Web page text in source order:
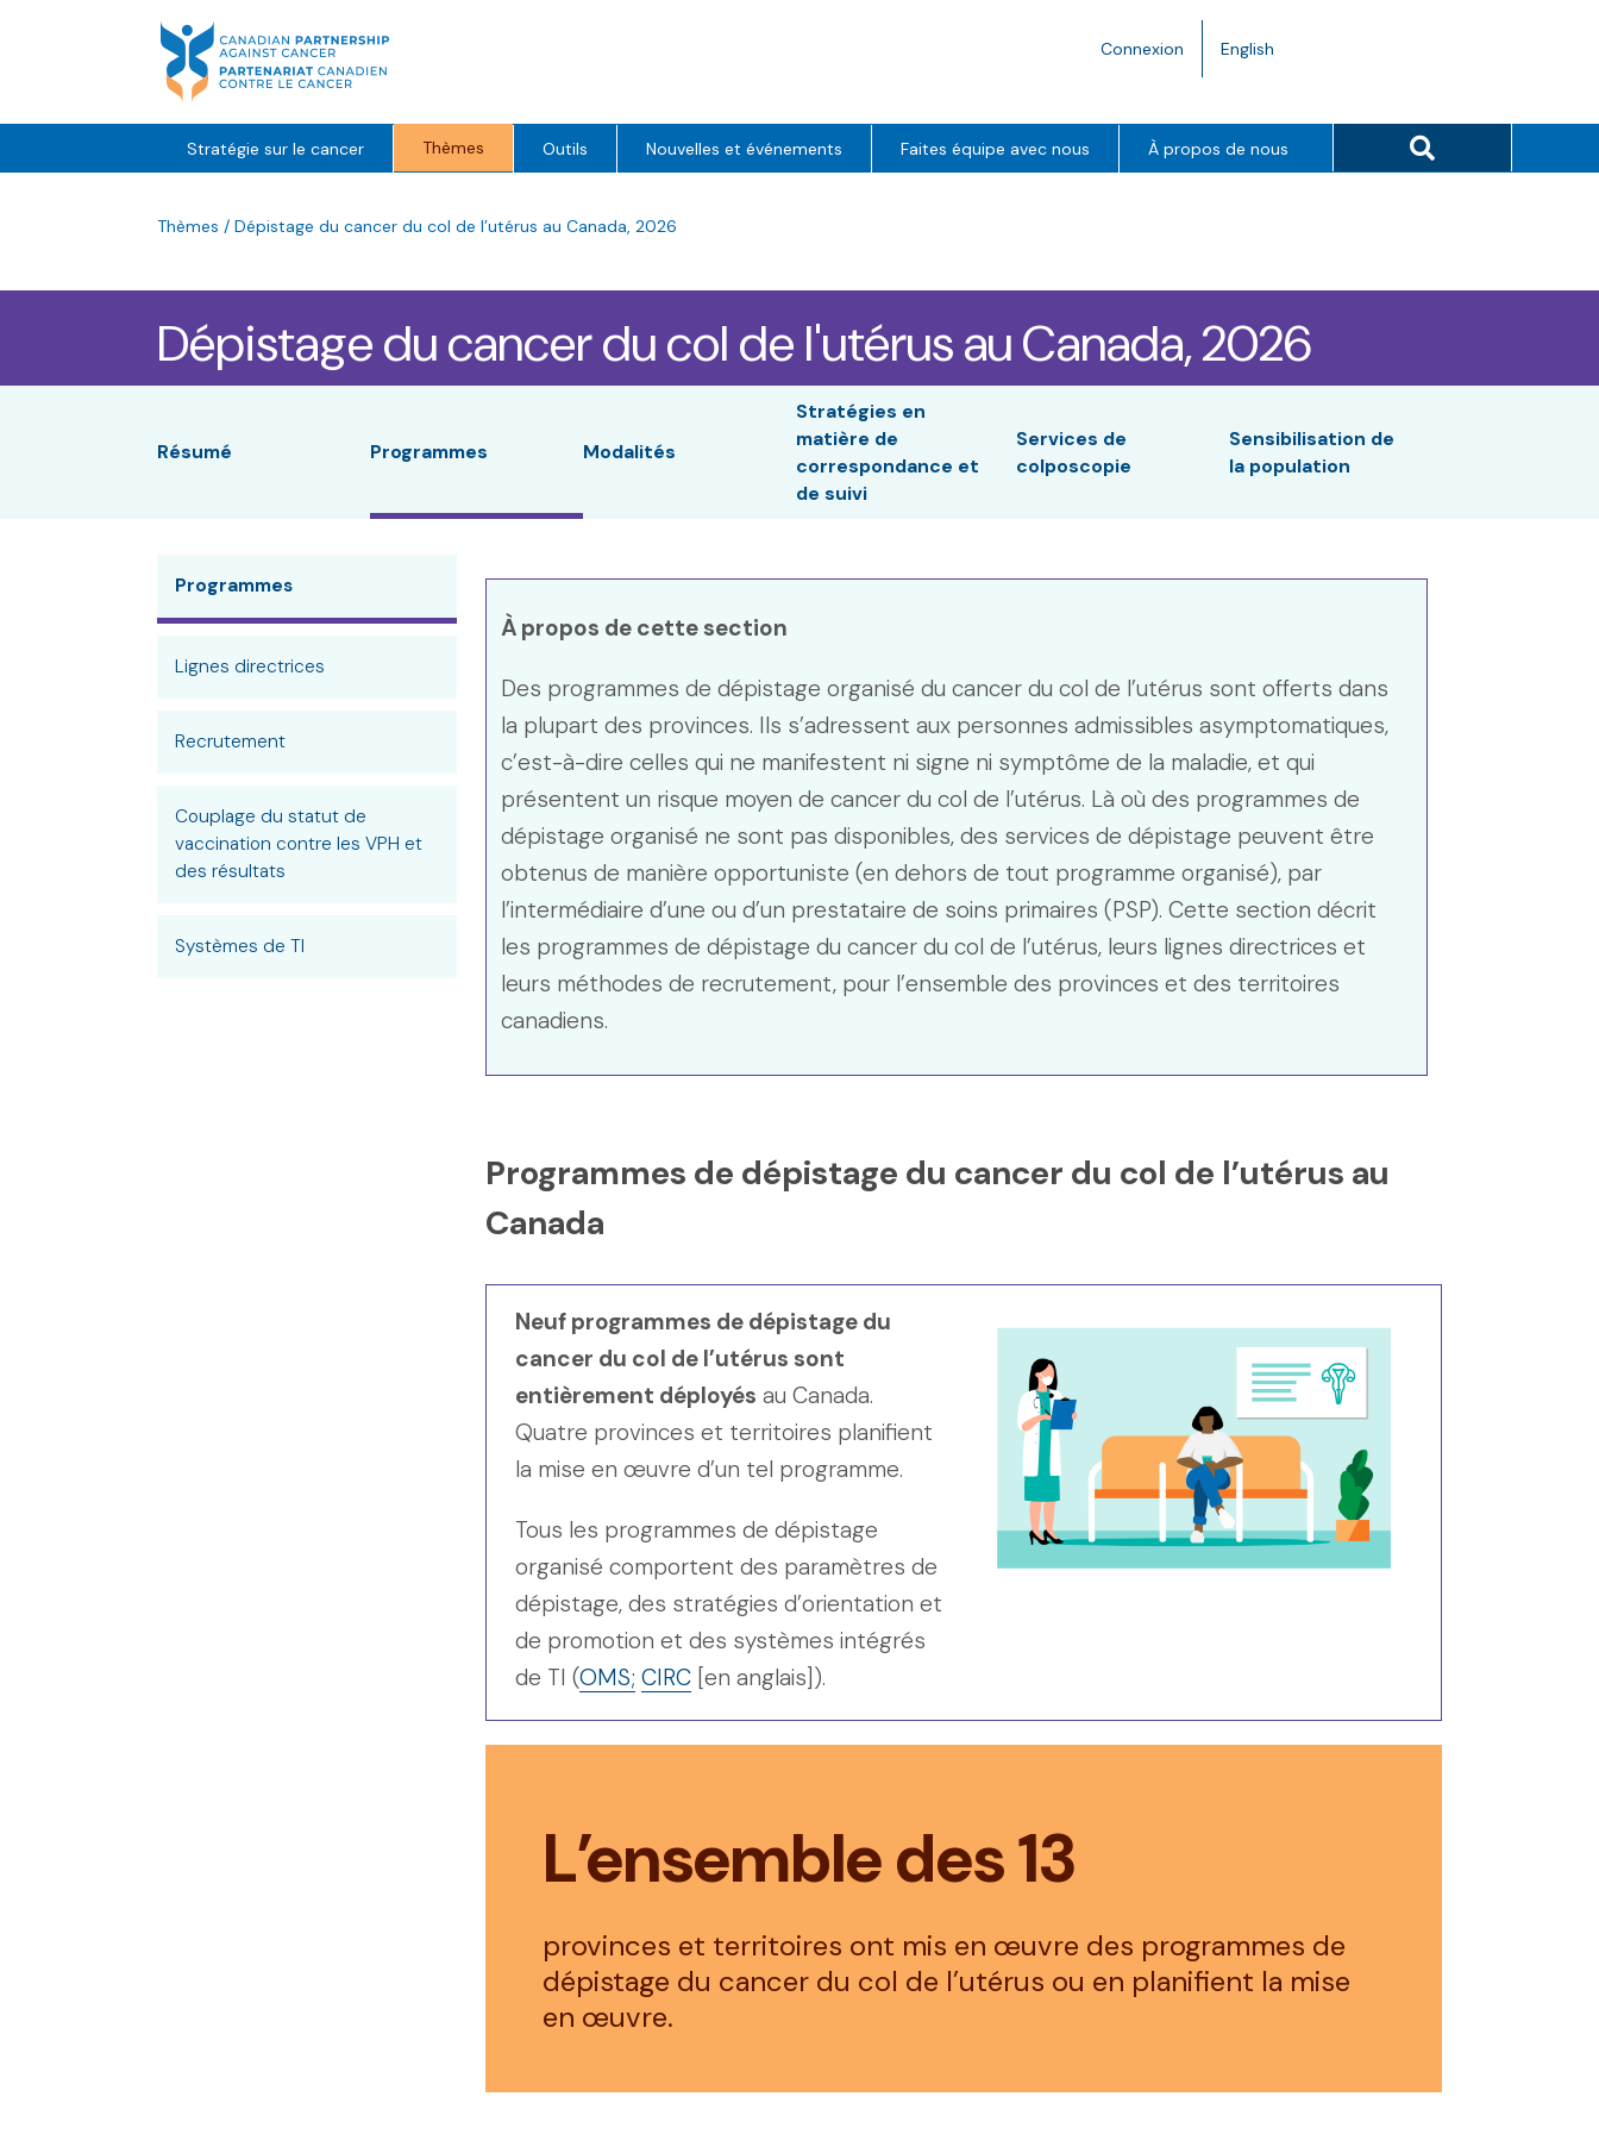
Connexion English
Stratégie sur le cancer Thèmes Outils Nouvelles et événements Faites équipe avec nous À propos de nous Search button
Thèmes / Dépistage du cancer du col de l’utérus au Canada, 2026
Dépistage du cancer du col de l'utérus au Canada, 2026
Résumé Programmes Modalités
Stratégies en
matière de
correspondance et
de suivi
Services de
colposcopie
Sensibilisation de
la population
Programmes
Lignes directrices
Recrutement
Couplage du statut de
vaccination contre les VPH et
des résultats
Systèmes de TI
À propos de cette section
Des programmes de dépistage organisé du cancer du col de l’utérus sont offerts dans
la plupart des provinces. Ils s’adressent aux personnes admissibles asymptomatiques,
c’est-à-dire celles qui ne manifestent ni signe ni symptôme de la maladie, et qui
présentent un risque moyen de cancer du col de l’utérus. Là où des programmes de
dépistage organisé ne sont pas disponibles, des services de dépistage peuvent être
obtenus de manière opportuniste (en dehors de tout programme organisé), par
l’intermédiaire d’une ou d’un prestataire de soins primaires (PSP). Cette section décrit
les programmes de dépistage du cancer du col de l’utérus, leurs lignes directrices et
leurs méthodes de recrutement, pour l’ensemble des provinces et des territoires
canadiens.
Programmes de dépistage du cancer du col de l’utérus au
Canada
Neuf programmes de dépistage du
cancer du col de l’utérus sont
entièrement déployés au Canada.
Quatre provinces et territoires planifient
la mise en œuvre d’un tel programme.
Tous les programmes de dépistage
organisé comportent des paramètres de
dépistage, des stratégies d’orientation et
de promotion et des systèmes intégrés
de TI (OMS; CIRC [en anglais]).
L’ensemble des 13
provinces et territoires ont mis en œuvre des programmes de
dépistage du cancer du col de l’utérus ou en planifient la mise
en œuvre.